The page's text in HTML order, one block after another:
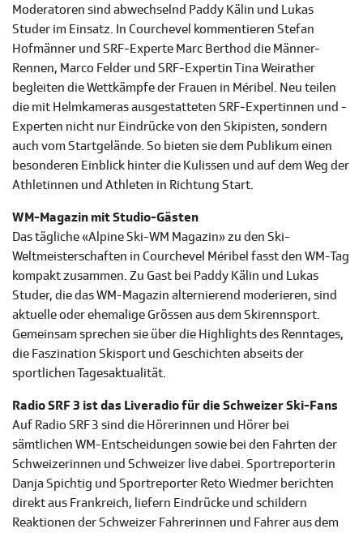
Moderatoren sind abwechselnd Paddy Kälin und Lukas
Studer im Einsatz. In Courchevel kommentieren Stefan
Hofmänner und SRF-Experte Marc Berthod die Männer-
Rennen, Marco Felder und SRF-Expertin Tina Weirather
begleiten die Wettkämpfe der Frauen in Méribel. Neu teilen
die mit Helmkameras ausgestatteten SRF-Expertinnen und -
Experten nicht nur Eindrücke von den Skipisten, sondern
auch vom Startgelände. So bieten sie dem Publikum einen
besonderen Einblick hinter die Kulissen und auf dem Weg der
Athletinnen und Athleten in Richtung Start.
WM-Magazin mit Studio-Gästen
Das tägliche «Alpine Ski-WM Magazin» zu den Ski-
Weltmeisterschaften in Courchevel Méribel fasst den WM-Tag
kompakt zusammen. Zu Gast bei Paddy Kälin und Lukas
Studer, die das WM-Magazin alternierend moderieren, sind
aktuelle oder ehemalige Grössen aus dem Skirennsport.
Gemeinsam sprechen sie über die Highlights des Renntages,
die Faszination Skisport und Geschichten abseits der
sportlichen Tagesaktualität.
Radio SRF 3 ist das Liveradio für die Schweizer Ski-Fans
Auf Radio SRF 3 sind die Hörerinnen und Hörer bei
sämtlichen WM-Entscheidungen sowie bei den Fahrten der
Schweizerinnen und Schweizer live dabei. Sportreporterin
Danja Spichtig und Sportreporter Reto Wiedmer berichten
direkt aus Frankreich, liefern Eindrücke und schildern
Reaktionen der Schweizer Fahrerinnen und Fahrer aus dem